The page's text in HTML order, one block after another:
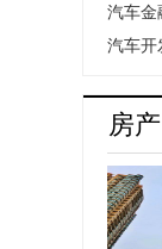
捧
汽车金
通过吗
汽车开
房产